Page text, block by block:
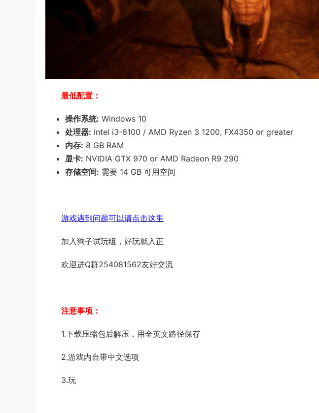
最低配置：
操作系统: Windows 10
处理器: Intel i3-6100 / AMD Ryzen 3 1200, FX4350 or greater
内存: 8 GB RAM
显卡: NVIDIA GTX 970 or AMD Radeon R9 290
存储空间: 需要 14 GB 可用空间
游戏遇到问题可以请点击这里
加入狗子试玩组，好玩就入正
欢迎进Q群254081562友好交流
注意事项：
1.下载压缩包后解压，用全英文路径保存
2.游戏内自带中文选项
3.玩